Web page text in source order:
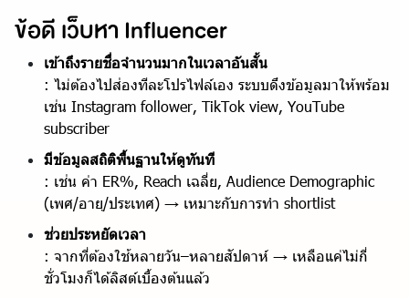
ข้อดี เว็บหา Influencer
เข้าถึงรายชื่อจำนวนมากในเวลาอันสั้น
: ไม่ต้องไปส่องทีละโปรไฟล์เอง ระบบดึงข้อมูลมาให้พร้อม
เช่น Instagram follower, TikTok view, YouTube
subscriber
มีข้อมูลสถิติพื้นฐานให้ดูทันที
: เช่น ค่า ER%, Reach เฉลี่ย, Audience Demographic
(เพศ/อายุ/ประเทศ) → เหมาะกับการทำ shortlist
ช่วยประหยัดเวลา
: จากที่ต้องใช้หลายวัน–หลายสัปดาห์ → เหลือแค่ไม่กี่
ชั่วโมงก็ได้ลิสต์เบื้องต้นแล้ว